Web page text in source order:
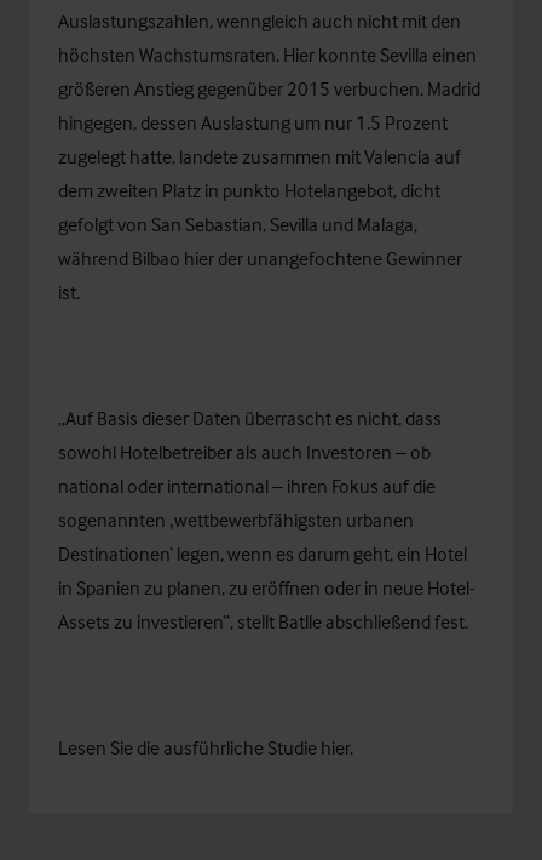
Auslastungszahlen, wenngleich auch nicht mit den
höchsten Wachstumsraten. Hier konnte Sevilla einen
größeren Anstieg gegenüber 2015 verbuchen. Madrid
hingegen, dessen Auslastung um nur 1.5 Prozent
zugelegt hatte, landete zusammen mit Valencia auf
dem zweiten Platz in punkto Hotelangebot, dicht
gefolgt von San Sebastian, Sevilla und Malaga,
während Bilbao hier der unangefochtene Gewinner
ist.
„Auf Basis dieser Daten überrascht es nicht, dass
sowohl Hotelbetreiber als auch Investoren – ob
national oder international – ihren Fokus auf die
sogenannten ‚wettbewerbfähigsten urbanen
Destinationen‘ legen, wenn es darum geht, ein Hotel
in Spanien zu planen, zu eröffnen oder in neue Hotel-
Assets zu investieren“, stellt Batlle abschließend fest.
Lesen Sie die ausführliche Studie hier.